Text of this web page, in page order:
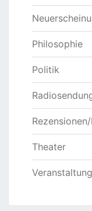
Philosophie
Politik
Theater